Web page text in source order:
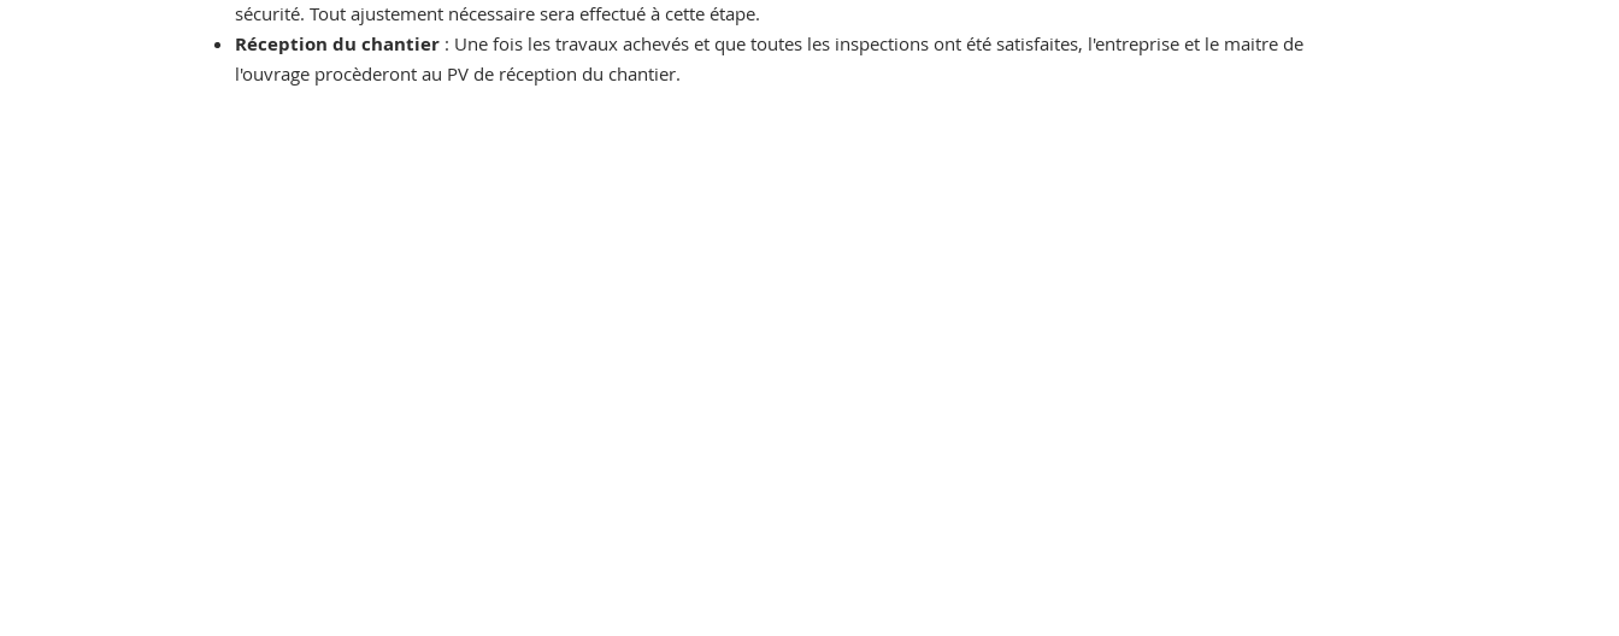
sécurité. Tout ajustement nécessaire sera effectué à cette étape.
Réception du chantier : Une fois les travaux achevés et que toutes les inspections ont été satisfaites, l'entreprise et le maitre de
l'ouvrage procèderont au PV de réception du chantier.